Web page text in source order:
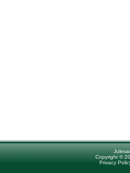
Copyright ©
Privacy